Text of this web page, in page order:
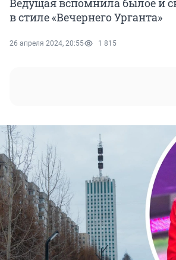
Ведущая вспомнила былое и
в стиле «Вечернего Урганта»
26 апреля 2024, 20:55 1 815